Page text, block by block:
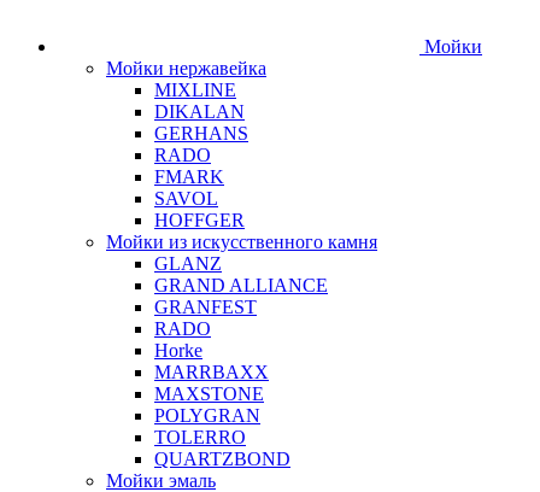
Мойки
Мойки нержавейка
MIXLINE
DIKALAN
GERHANS
RADO
FMARK
SAVOL
HOFFGER
Мойки из искусственного камня
GLANZ
GRAND ALLIANCE
GRANFEST
RADO
Horke
MARRBAXX
MAXSTONE
POLYGRAN
TOLERRO
QUARTZBOND
Мойки эмаль